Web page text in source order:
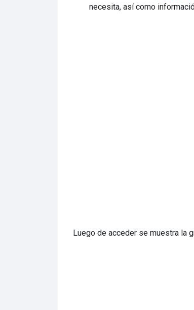
necesita, así como
Luego de acceder se muestra la